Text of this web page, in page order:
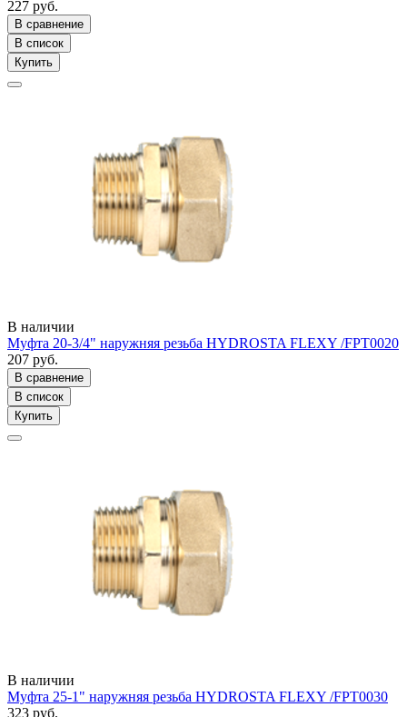
227 руб.
В сравнение
В список
Купить
В наличии
Муфта 20-3/4" наружняя резьба HYDROSTA FLEXY /FPT0020
207 руб.
В сравнение
В список
Купить
В наличии
Муфта 25-1" наружняя резьба HYDROSTA FLEXY /FPT0030
323 руб.